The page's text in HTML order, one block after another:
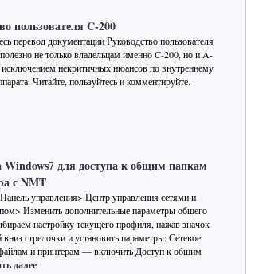
пользователя C-200
перевод документации Руководство пользователя
не только владельцам именно C-200, но и A-
исключением некритичных нюансов по внутреннему
Читайте, пользуйтесь и комментируйте.
Windows7 для доступа к общим папкам
с NMT
управления> Центр управления сетями и
Изменить дополнительные параметры общего
настройку текущего профиля, нажав значок
вниз стрелочки и установить параметры: Сетевое
и принтерам — включить Доступ к общим
далее